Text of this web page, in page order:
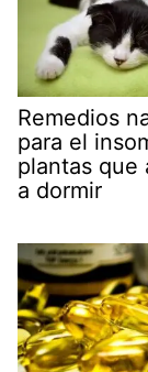
Remedios
para el
plantas que
a dormir